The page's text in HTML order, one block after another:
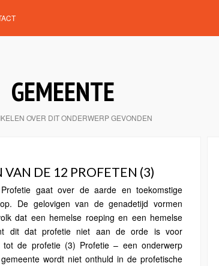
GEMEENTE
OVER DIT ONDERWERP GEVONDEN
DE 12 PROFETEN (3)
gaat over de aarde en toekomstige
De gelovigen van de genadetijd vormen
dat een hemelse roeping en een hemelse
dit dat profetie niet aan de orde is voor
tot de profetie (3) Profetie – een onderwerp
wordt niet onthuld in de profetische